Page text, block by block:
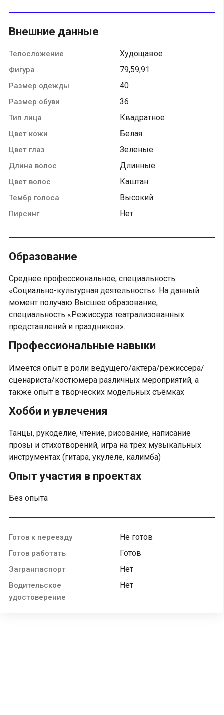
Внешние данные
Телосложение Худощавое
Фигура 79,59,91
Размер одежды 40
Размер обуви 36
Тип лица Квадратное
Цвет кожи Белая
Цвет глаз Зеленые
Длина волос Длинные
Цвет волос Каштан
Тембр голоса Высокий
Пирсинг Нет
Образование
Среднее профессиональное, специальность
«Социально-культурная деятельность». На данный
момент получаю Высшее образование,
специальность «Режиссура театрализованных
представлений и праздников».
Профессиональные навыки
Имеется опыт в роли ведущего/актера/режиссера/
сценариста/костюмера различных мероприятий, а
также опыт в творческих модельных съёмках
Хобби и увлечения
Танцы, рукоделие, чтение, рисование, написание
прозы и стихотворений, игра на трех музыкальных
инструментах (гитара, укулеле, калимба)
Опыт участия в проектах
Без опыта
Готов к переезду Не готов
Готов работать Готов
Загранпаспорт Нет
Водительское
удостоверение
Нет